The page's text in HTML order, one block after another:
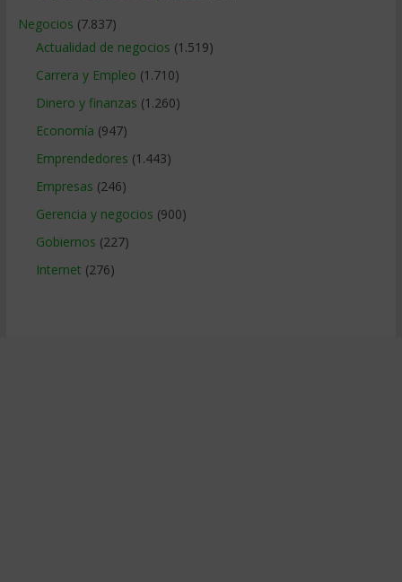
Negocios (7.837)
Actualidad de negocios (1.519)
Carrera y Empleo (1.710)
Dinero y finanzas (1.260)
Economía (947)
Emprendedores (1.443)
Empresas (246)
Gerencia y negocios (900)
Gobiernos (227)
Internet (276)